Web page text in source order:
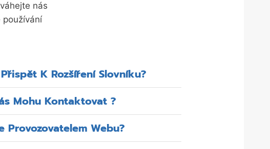
nás
používání
K Rozšíření Slovníku?
Mohu Kontaktovat ?
Provozovatelem Webu?